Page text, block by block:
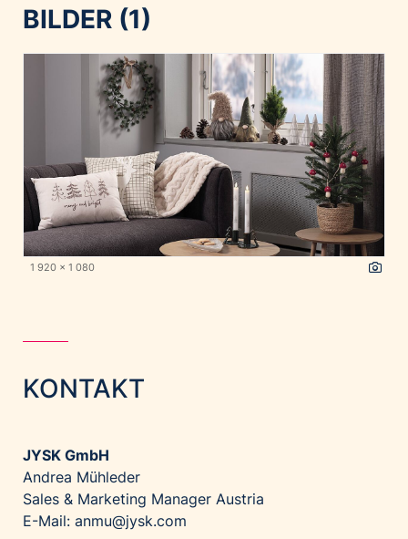
BILDER (1)
1 920 x 1 080
KONTAKT
JYSK GmbH
Andrea Mühleder
Sales & Marketing Manager Austria
E-Mail: anmu@jysk.com